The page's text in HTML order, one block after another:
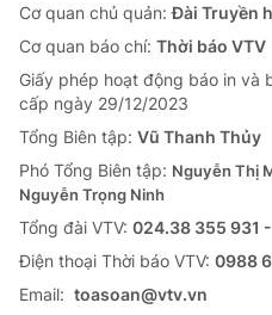
Cơ quan chủ quản:Đài Truyền
Cơ quan báo chí: Thời báo VTV
Giấy phép hoạt động báo in và
cấp ngày 29/12/2023
Tổng Biên tập: Vũ Thanh Thủy
Phó Tổng Biên tập: Nguyễn Thị
Nguyễn Trọng Ninh
Tổng đài VTV: 024.38 355 931
Ðiện thoại Thời báo VTV: 0988
Email: toasoan@vtv.vn